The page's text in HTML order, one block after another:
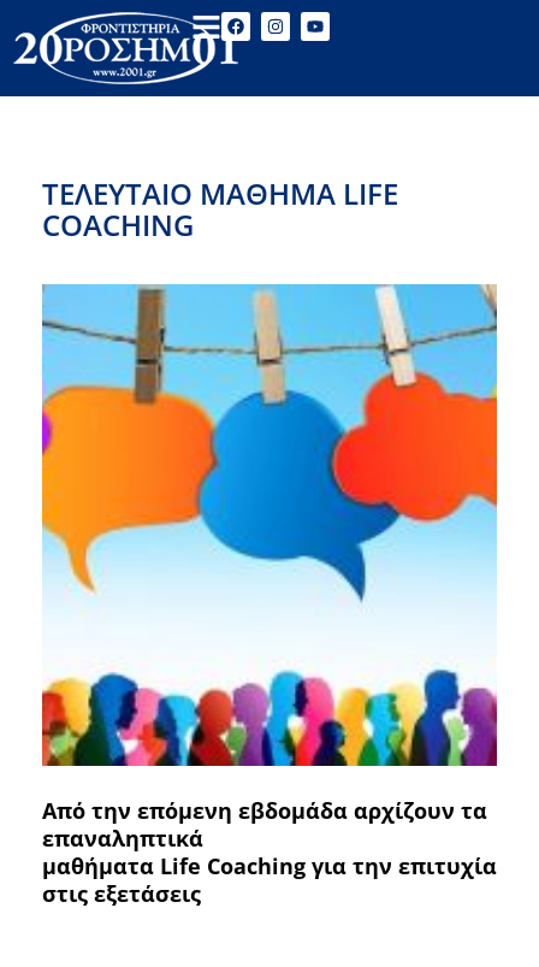
ΤΕΛΕΥΤΑΊΟ ΜΆΘΗΜΑ LIFE
COACHING
Από την επόμενη εβδομάδα αρχίζουν τα
επαναληπτικά
μαθήματα Life Coaching για την επιτυχία
στις εξετάσεις